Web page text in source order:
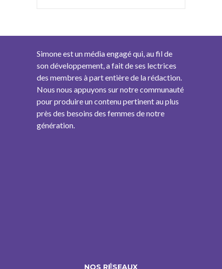
Simone est un média engagé qui, au fil de
son développement, a fait de ses lectrices
des membres à part entière de la rédaction.
Nous nous appuyons sur notre communauté
pour produire un contenu pertinent au plus
près des besoins des femmes de notre
génération.
NOS RÉSEAUX